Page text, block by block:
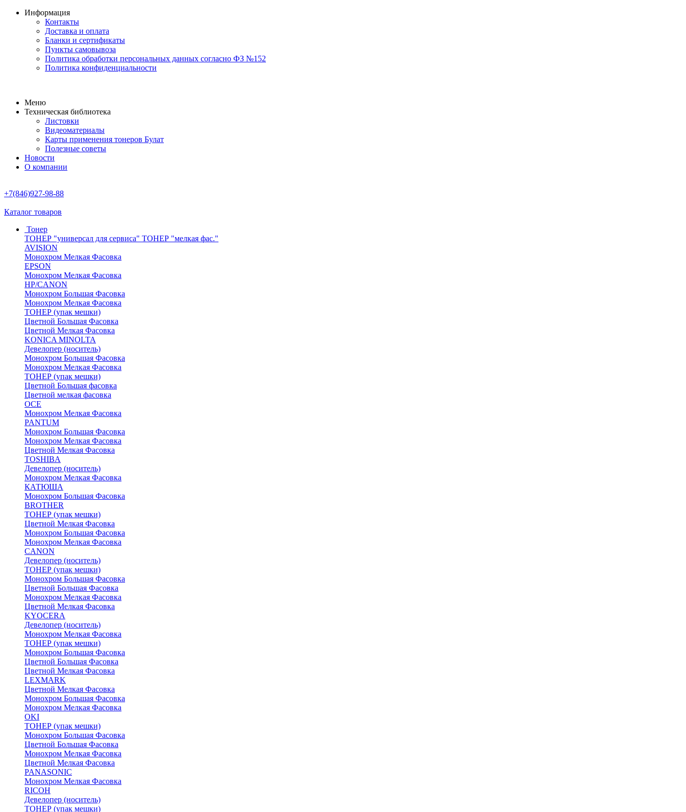
Информация
Контакты
Доставка и оплата
Бланки и сертификаты
Пункты самовывоза
Политика обработки персональных данных согласно ФЗ №152
Политика конфиденциальности
Меню
Техническая библиотека
Листовки
Видеоматериалы
Карты применения тонеров Булат
Полезные советы
Новости
О компании
+7(846)927-98-88
Каталог товаров
Тонер
ТОНЕР "универсал для сервиса" ТОНЕР "мелкая фас."
AVISION
Монохром Мелкая Фасовка
EPSON
Монохром Мелкая Фасовка
HP/CANON
Монохром Большая Фасовка
Монохром Мелкая Фасовка
ТОНЕР (упак мешки)
Цветной Большая Фасовка
Цветной Мелкая Фасовка
KONICA MINOLTA
Девелопер (носитель)
Монохром Большая Фасовка
Монохром Мелкая Фасовка
ТОНЕР (упак мешки)
Цветной Большая фасовка
Цветной мелкая фасовка
OCE
Монохром Мелкая Фасовка
PANTUM
Монохром Большая Фасовка
Монохром Мелкая Фасовка
Цветной Мелкая Фасовка
TOSHIBA
Девелопер (носитель)
Монохром Мелкая Фасовка
КАТЮША
Монохром Большая Фасовка
BROTHER
ТОНЕР (упак мешки)
Цветной Мелкая Фасовка
Монохром Большая Фасовка
Монохром Мелкая Фасовка
CANON
Девелопер (носитель)
ТОНЕР (упак мешки)
Монохром Большая Фасовка
Цветной Большая Фасовка
Монохром Мелкая Фасовка
Цветной Мелкая Фасовка
KYOCERA
Девелопер (носитель)
Монохром Мелкая Фасовка
ТОНЕР (упак мешки)
Монохром Большая Фасовка
Цветной Большая Фасовка
Цветной Мелкая Фасовка
LEXMARK
Цветной Мелкая Фасовка
Монохром Большая Фасовка
Монохром Мелкая Фасовка
OKI
ТОНЕР (упак мешки)
Монохром Большая Фасовка
Цветной Большая Фасовка
Монохром Мелкая Фасовка
Цветной Мелкая Фасовка
PANASONIC
Монохром Мелкая Фасовка
RICOH
Девелопер (носитель)
ТОНЕР (упак мешки)